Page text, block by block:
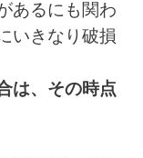
あるにも関わ
いきなり破損
は、その時点